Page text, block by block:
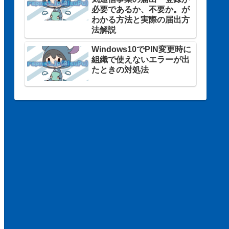
必要であるか、不要か。が
わかる方法と実際の届出方
法解説
Windows10でPIN変更時に
組織で使えないエラーが出
たときの対処法